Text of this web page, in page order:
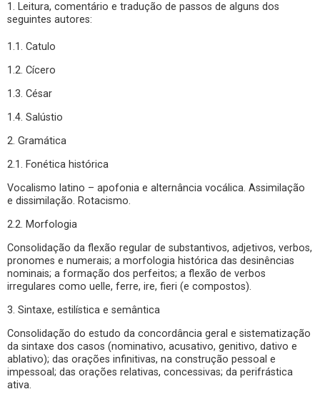
1. Leitura, comentário e tradução de passos de alguns dos
seguintes autores:
1.1. Catulo
1.2. Cícero
1.3. César
1.4. Salústio
2. Gramática
2.1. Fonética histórica
Vocalismo latino – apofonia e alternância vocálica. Assimilação
e dissimilação. Rotacismo.
2.2. Morfologia
Consolidação da flexão regular de substantivos, adjetivos, verbos,
pronomes e numerais; a morfologia histórica das desinências
nominais; a formação dos perfeitos; a flexão de verbos
irregulares como uelle, ferre, ire, fieri (e compostos).
3. Sintaxe, estilística e semântica
Consolidação do estudo da concordância geral e sistematização
da sintaxe dos casos (nominativo, acusativo, genitivo, dativo e
ablativo); das orações infinitivas, na construção pessoal e
impessoal; das orações relativas, concessivas; da perifrástica
ativa.